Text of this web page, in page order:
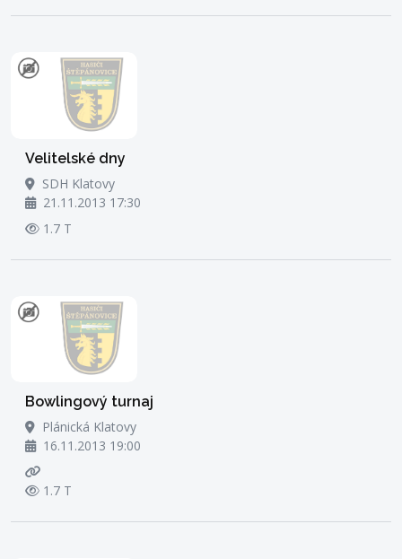
Velitelské dny
SDH Klatovy
21.11.2013 17:30
1.7 T
Bowlingový turnaj
Plánická Klatovy
16.11.2013 19:00
1.7 T